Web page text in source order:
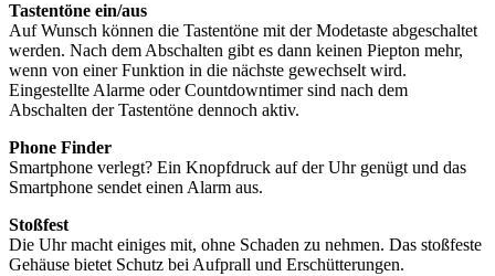
Tastentöne ein/aus
Auf Wunsch können die Tastentöne mit der Modetaste abgeschaltet
werden. Nach dem Abschalten gibt es dann keinen Piepton mehr,
wenn von einer Funktion in die nächste gewechselt wird.
Eingestellte Alarme oder Countdowntimer sind nach dem
Abschalten der Tastentöne dennoch aktiv.
Phone Finder
Smartphone verlegt? Ein Knopfdruck auf der Uhr genügt und das
Smartphone sendet einen Alarm aus.
Stoßfest
Die Uhr macht einiges mit, ohne Schaden zu nehmen. Das stoßfeste
Gehäuse bietet Schutz bei Aufprall und Erschütterungen.